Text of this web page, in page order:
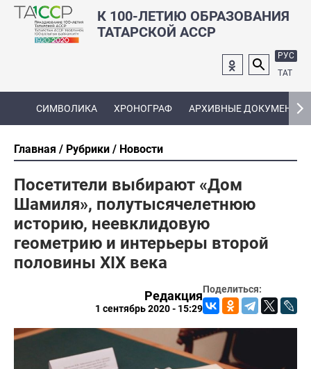
К 100-ЛЕТИЮ ОБРАЗОВАНИЯ
ТАТАРСКОЙ АССР
РУС
ТАТ
СИМВОЛИКА ХРОНОГРАФ АРХИВНЫЕ ДОКУМЕНТЫ
Главная Рубрики Новости
Посетители выбирают «Дом
Шамиля», полутысячелетнюю
историю, неевклидовую
геометрию и интерьеры второй
половины XIX века
Поделиться:
Редакция
1 сентябрь 2020 - 15:29